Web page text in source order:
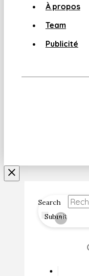
À propos
Team
Publicité
Search
Submit
Clear